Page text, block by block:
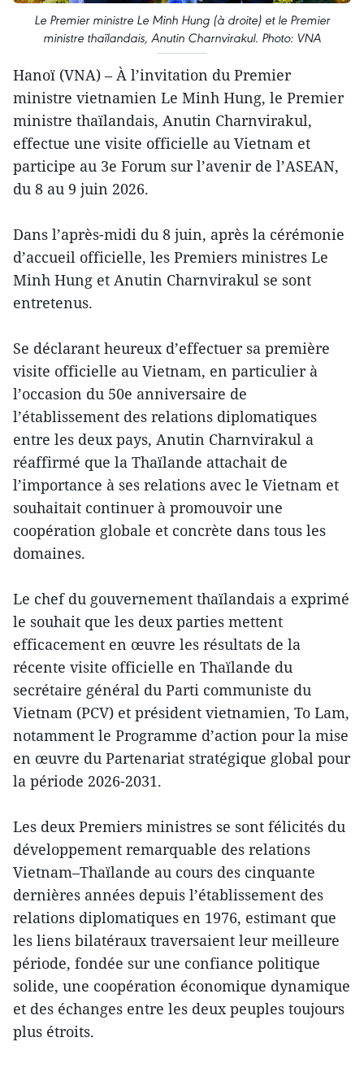
Le Premier ministre Le Minh Hung (à droite) et le Premier
ministre thaïlandais, Anutin Charnvirakul. Photo: VNA
Hanoï (VNA) – À l’invitation du Premier
ministre vietnamien Le Minh Hung, le Premier
ministre thaïlandais, Anutin Charnvirakul,
effectue une visite officielle au Vietnam et
participe au 3e Forum sur l’avenir de l’ASEAN,
du 8 au 9 juin 2026.
Dans l’après-midi du 8 juin, après la cérémonie
d’accueil officielle, les Premiers ministres Le
Minh Hung et Anutin Charnvirakul se sont
entretenus.
Se déclarant heureux d’effectuer sa première
visite officielle au Vietnam, en particulier à
l’occasion du 50e anniversaire de
l’établissement des relations diplomatiques
entre les deux pays, Anutin Charnvirakul a
réaffirmé que la Thaïlande attachait de
l’importance à ses relations avec le Vietnam et
souhaitait continuer à promouvoir une
coopération globale et concrète dans tous les
domaines.
Le chef du gouvernement thaïlandais a exprimé
le souhait que les deux parties mettent
efficacement en œuvre les résultats de la
récente visite officielle en Thaïlande du
secrétaire général du Parti communiste du
Vietnam (PCV) et président vietnamien, To Lam,
notamment le Programme d’action pour la mise
en œuvre du Partenariat stratégique global pour
la période 2026-2031.
Les deux Premiers ministres se sont félicités du
développement remarquable des relations
Vietnam–Thaïlande au cours des cinquante
dernières années depuis l’établissement des
relations diplomatiques en 1976, estimant que
les liens bilatéraux traversaient leur meilleure
période, fondée sur une confiance politique
solide, une coopération économique dynamique
et des échanges entre les deux peuples toujours
plus étroits.